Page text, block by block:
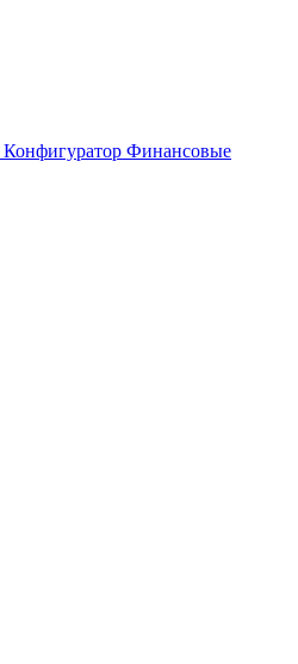
Конфигуратор Финансовые